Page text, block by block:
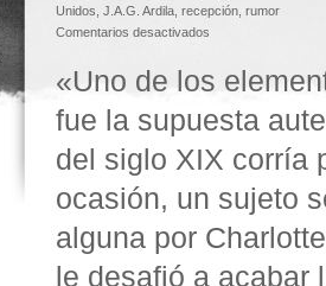
Unidos J.A.G. Ardila recepción rumor
Comentarios desactivados
«Uno de los
fue la supuesta
del siglo XIX corría
ocasión, un sujeto
alguna por
le desafió a acabar